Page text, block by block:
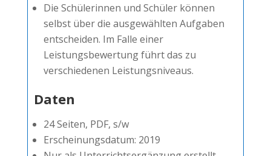
Die Schülerinnen und Schüler können
selbst über die ausgewählten Aufgaben
entscheiden. Im Falle einer
Leistungsbewertung führt das zu
verschiedenen Leistungsniveaus.
Daten
24 Seiten, PDF, s/w
Erscheinungsdatum: 2019